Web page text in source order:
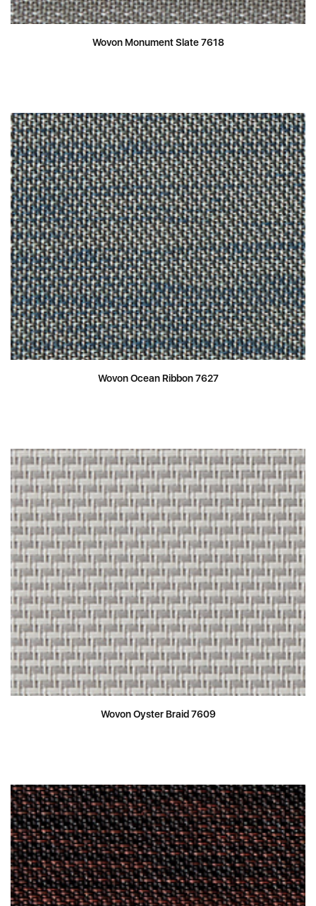
Wovon Monument Slate 7618
Wovon Ocean Ribbon 7627
Wovon Oyster Braid 7609